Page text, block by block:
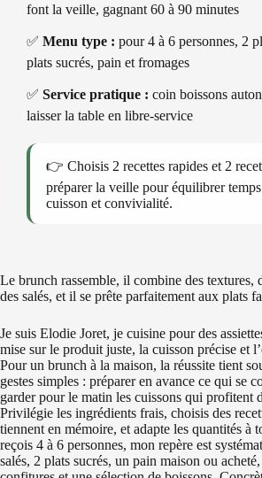
font la veille, gagnant 60 à 90 minutes
✅ Menu type : pour 4 à 6 personnes, 2
plats sucrés, pain et fromages
✅ Service pratique : coin boissons
laisser la table en libre-service
👉 Choisis 2 recettes rapides et 2
préparer la veille pour équilibrer
cuisson et convivialité.
Le brunch rassemble, il combine des textures,
des salés, et il se prête parfaitement aux plats
Je suis Elodie Joret, je cuisine pour des
mise sur le produit juste, la cuisson précise et
Pour un brunch à la maison, la réussite tient
gestes simples : préparer en avance ce qui se
garder pour le matin les cuissons qui profitent
Privilégie les ingrédients frais, choisis des
tiennent en mémoire, et adapte les quantités à
reçois 4 à 6 personnes, mon repère est
salés, 2 plats sucrés, un pain maison ou